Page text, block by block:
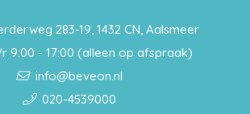
283-19, 1432 CN, Aalsmeer
9:00 - 17:00 (alleen op afspraak)
info@beveon.nl
020-4539000